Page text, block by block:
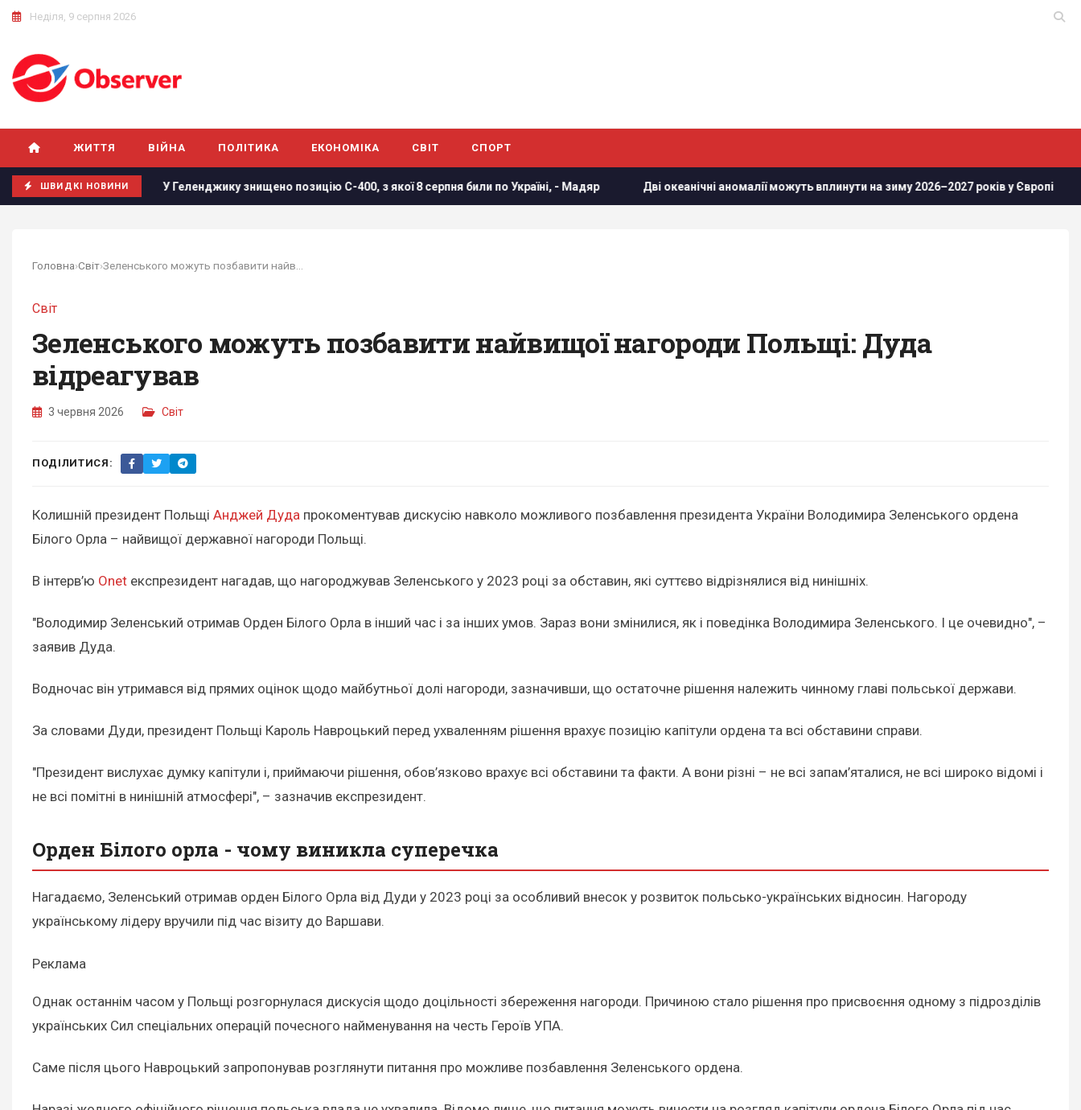
Неділя, 9 серпня 2026
ЖИТТЯ ВІЙНА ПОЛІТИКА ЕКОНОМІКА СВІТ СПОРТ
ШВИДКІ НОВИНИ
У Геленджику знищено позицію С-400, з якої 8 серпня били по Україні, - Мадяр Дві океанічні аномалії можуть вплинути на зиму 2026–2027 років у Європі Росіяни
Головна›Світ›
Світ
Зеленського можуть позбавити найвищої нагороди Польщі: Дуда
відреагував
3 червня 2026 Світ
ПОДІЛИТИСЯ:
Колишній президент Польщі Анджей Дуда прокоментував дискусію навколо можливого позбавлення президента України Володимира Зеленського ордена
Білого Орла – найвищої державної нагороди Польщі.
В інтерв’ю Onet експрезидент нагадав, що нагороджував Зеленського у 2023 році за обставин, які суттєво відрізнялися від нинішніх.
"Володимир Зеленський отримав Орден Білого Орла в інший час і за інших умов. Зараз вони змінилися, як і поведінка Володимира Зеленського. І це очевидно", –
заявив Дуда.
Водночас він утримався від прямих оцінок щодо майбутньої долі нагороди, зазначивши, що остаточне рішення належить чинному главі польської держави.
За словами Дуди, президент Польщі Кароль Навроцький перед ухваленням рішення врахує позицію капітули ордена та всі обставини справи.
"Президент вислухає думку капітули і, приймаючи рішення, обов’язково врахує всі обставини та факти. А вони різні – не всі запам’яталися, не всі широко відомі і
не всі помітні в нинішній атмосфері", – зазначив експрезидент.
Орден Білого орла - чому виникла суперечка
Нагадаємо, Зеленський отримав орден Білого Орла від Дуди у 2023 році за особливий внесок у розвиток польсько-українських відносин. Нагороду
українському лідеру вручили під час візиту до Варшави.
Реклама
Однак останнім часом у Польщі розгорнулася дискусія щодо доцільності збереження нагороди. Причиною стало рішення про присвоєння одному з підрозділів
українських Сил спеціальних операцій почесного найменування на честь Героїв УПА.
Саме після цього Навроцький запропонував розглянути питання про можливе позбавлення Зеленського ордена.